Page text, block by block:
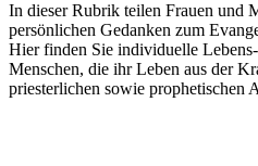
In dieser Rubrik teilen Frauen und
persönlichen Gedanken zum
Hier finden Sie individuelle
Menschen, die ihr Leben aus der
priesterlichen sowie prophetischen